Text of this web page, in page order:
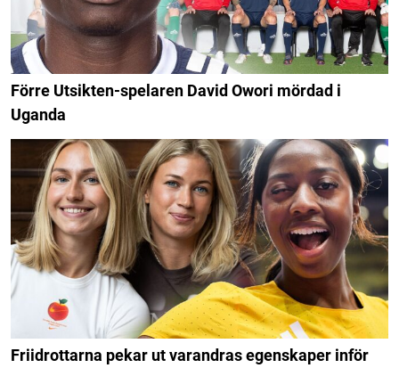
Förre Utsikten-spelaren David Owori mördad i
Uganda
Friidrottarna pekar ut varandras egenskaper inför